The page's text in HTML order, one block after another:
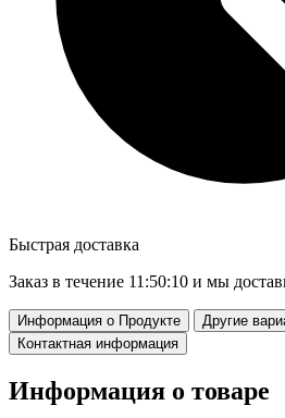
Быстрая доставка
Заказ в течение 11:50:09 и мы
Информация о Продукте
Другие
Контактная информация
Информация о товаре